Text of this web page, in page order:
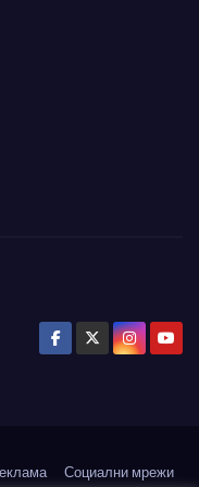
Социални мрежи